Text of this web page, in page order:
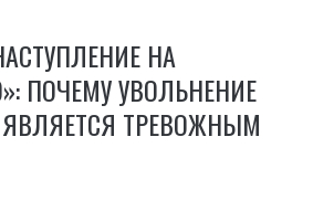
НА
ПОЧЕМУ УВОЛЬНЕНИЕ
ТРЕВОЖНЫМ